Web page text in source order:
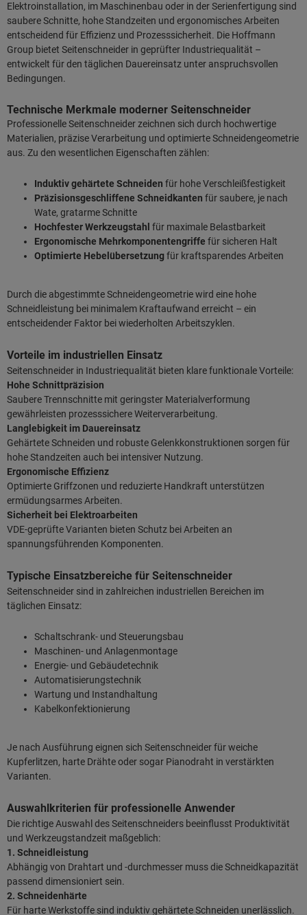
Elektroinstallation, im Maschinenbau oder in der Serienfertigung sind
saubere Schnitte, hohe Standzeiten und ergonomisches Arbeiten
entscheidend für Effizienz und Prozesssicherheit. Die Hoffmann
Group bietet Seitenschneider in geprüfter Industriequalität –
entwickelt für den täglichen Dauereinsatz unter anspruchsvollen
Bedingungen.
Technische Merkmale moderner Seitenschneider
Professionelle Seitenschneider zeichnen sich durch hochwertige
Materialien, präzise Verarbeitung und optimierte Schneidengeometrie
aus. Zu den wesentlichen Eigenschaften zählen:
Induktiv gehärtete Schneiden für hohe Verschleißfestigkeit
Präzisionsgeschliffene Schneidkanten für saubere, je nach
Wate, gratarme Schnitte
Hochfester Werkzeugstahl für maximale Belastbarkeit
Ergonomische Mehrkomponentengriffe für sicheren Halt
Optimierte Hebelübersetzungfür kraftsparendes Arbeiten
Durch die abgestimmte Schneidengeometrie wird eine hohe
Schneidleistung bei minimalem Kraftaufwand erreicht – ein
entscheidender Faktor bei wiederholten Arbeitszyklen.
Vorteile im industriellen Einsatz
Seitenschneider in Industriequalität bieten klare funktionale Vorteile:
Hohe Schnittpräzision
Saubere Trennschnitte mit geringster Materialverformung
gewährleisten prozesssichere Weiterverarbeitung.
Langlebigkeit im Dauereinsatz
Gehärtete Schneiden und robuste Gelenkkonstruktionen sorgen für
hohe Standzeiten auch bei intensiver Nutzung.
Ergonomische Effizienz
Optimierte Griffzonen und reduzierte Handkraft unterstützen
ermüdungsarmes Arbeiten.
Sicherheit bei Elektroarbeiten
VDE-geprüfte Varianten bieten Schutz bei Arbeiten an
spannungsführenden Komponenten.
Typische Einsatzbereiche für Seitenschneider
Seitenschneider sind in zahlreichen industriellen Bereichen im
täglichen Einsatz:
Schaltschrank- und Steuerungsbau
Maschinen- und Anlagenmontage
Energie- und Gebäudetechnik
Automatisierungstechnik
Wartung und Instandhaltung
Kabelkonfektionierung
Je nach Ausführung eignen sich Seitenschneider für weiche
Kupferlitzen, harte Drähte oder sogar Pianodraht in verstärkten
Varianten.
Auswahlkriterien für professionelle Anwender
Die richtige Auswahl des Seitenschneiders beeinflusst Produktivität
und Werkzeugstandzeit maßgeblich:
1. Schneidleistung
Abhängig von Drahtart und -durchmesser muss die Schneidkapazität
passend dimensioniert sein.
2. Schneidenhärte
Für harte Werkstoffe sind induktiv gehärtete Schneiden unerlässlich.